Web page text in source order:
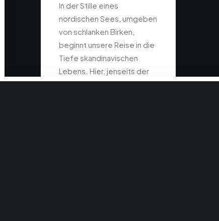
In der Stille eines
nordischen Sees, umgeben
von schlanken Birken,
beginnt unsere Reise in die
Tiefe skandinavischen
Lebens. Hier, jenseits der
bekannten…